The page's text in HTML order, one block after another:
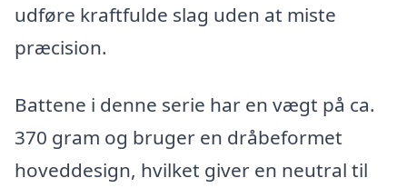
udføre kraftfulde slag uden at miste
præcision.
Battene i denne serie har en vægt på ca.
370 gram og bruger en dråbeformet
hoveddesign, hvilket giver en neutral til